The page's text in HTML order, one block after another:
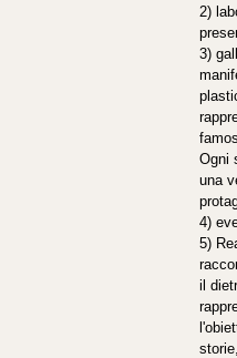
2)
3)
Ogni
una
4)
5)
il